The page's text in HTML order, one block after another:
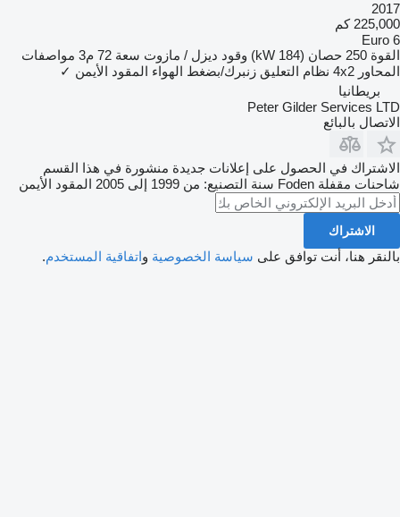
2017
225,000 كم
Euro 6
القوة 250 حصان (184 kW) وقود ديزل / مازوت سعة 72 م3
مواصفات
المحاور 4x2 نظام التعليق زنبرك/بضغط الهواء المقود الأيمن ✓
بريطانيا
Peter Gilder Services LTD
الاتصال بالبائع
الاشتراك في الحصول على إعلانات جديدة منشورة في هذا القسم
شاحنات مقفلة Foden سنة التصنيع: من 1999 إلى 2005 المقود الأيمن
الاشتراك
بالنقر هنا، أنت توافق على سياسة الخصوصية واتفاقية المستخدم.